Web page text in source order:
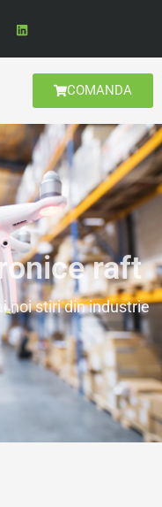
COMANDA
raft
noi stiri din industrie